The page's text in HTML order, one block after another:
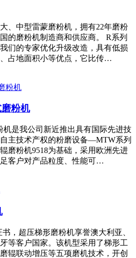
、中型雷蒙磨粉机，拥有22年磨粉
的磨粉机制造商和供应商。 R系列
们的专家优化升级改造，具有低损
占地面积小等优点，它比传…
粉机
机是我公司新近推出具有国际先进技
主技术产权的粉磨设备—MTW系列
磨粉机9518为基础，采用欧洲先进
客户对产品粒度、性能可…
，超压梯形磨粉机享誉澳大利亚、
等客户国家。该机型采用了梯形工
辊联动增压等五项磨机技术，开创